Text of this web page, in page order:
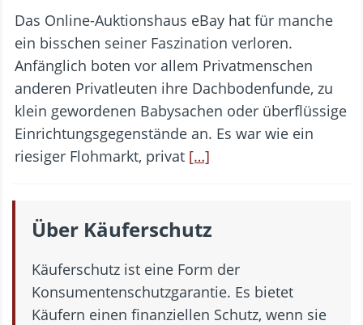
Das Online-Auktionshaus eBay hat für manche
ein bisschen seiner Faszination verloren.
Anfänglich boten vor allem Privatmenschen
anderen Privatleuten ihre Dachbodenfunde, zu
klein gewordenen Babysachen oder überflüssige
Einrichtungsgegenstände an. Es war wie ein
riesiger Flohmarkt, privat […]
Über Käuferschutz
Käuferschutz ist eine Form der
Konsumentenschutzgarantie. Es bietet
Käufern einen finanziellen Schutz, wenn sie